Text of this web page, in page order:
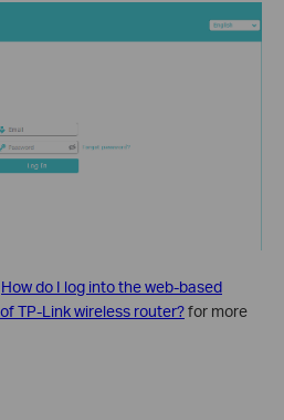
How do I log into the web-based
TP-Link wireless router?for more